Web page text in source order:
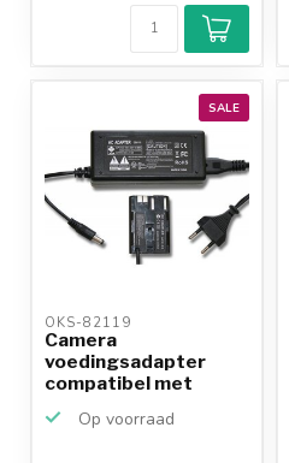
SALE
OKS-82119
Camera
voedingsadapter
compatibel met
DR4...Op voorraad